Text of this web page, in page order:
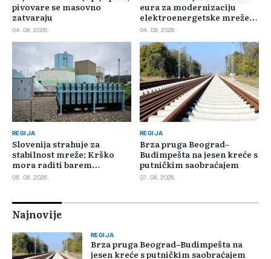
pivovare se masovno
zatvaraju
04. 08. 2026.
eura za modernizaciju
elektroenergetske mreže
Slovačke
04. 08. 2026.
REGIJA
Slovenija strahuje za
stabilnost mreže: Krško
mora raditi barem
minimalnim kapacitetom
06. 08. 2026.
REGIJA
Brza pruga Beograd–
Budimpešta na jesen kreće s
putničkim saobraćajem
07. 08. 2026.
Najnovije
REGIJA
Brza pruga Beograd–Budimpešta na
jesen kreće s putničkim saobraćajem